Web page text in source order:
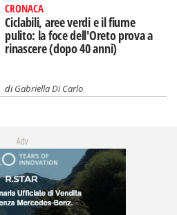
CRONACA
Ciclabili, aree verdi e il fiume
pulito: la foce dell'Oreto prova a
rinascere (dopo 40 anni)
diGabriella Di Carlo
Adv